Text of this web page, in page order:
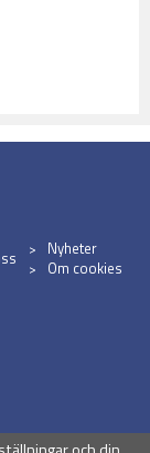
Nyheter
Om cookies